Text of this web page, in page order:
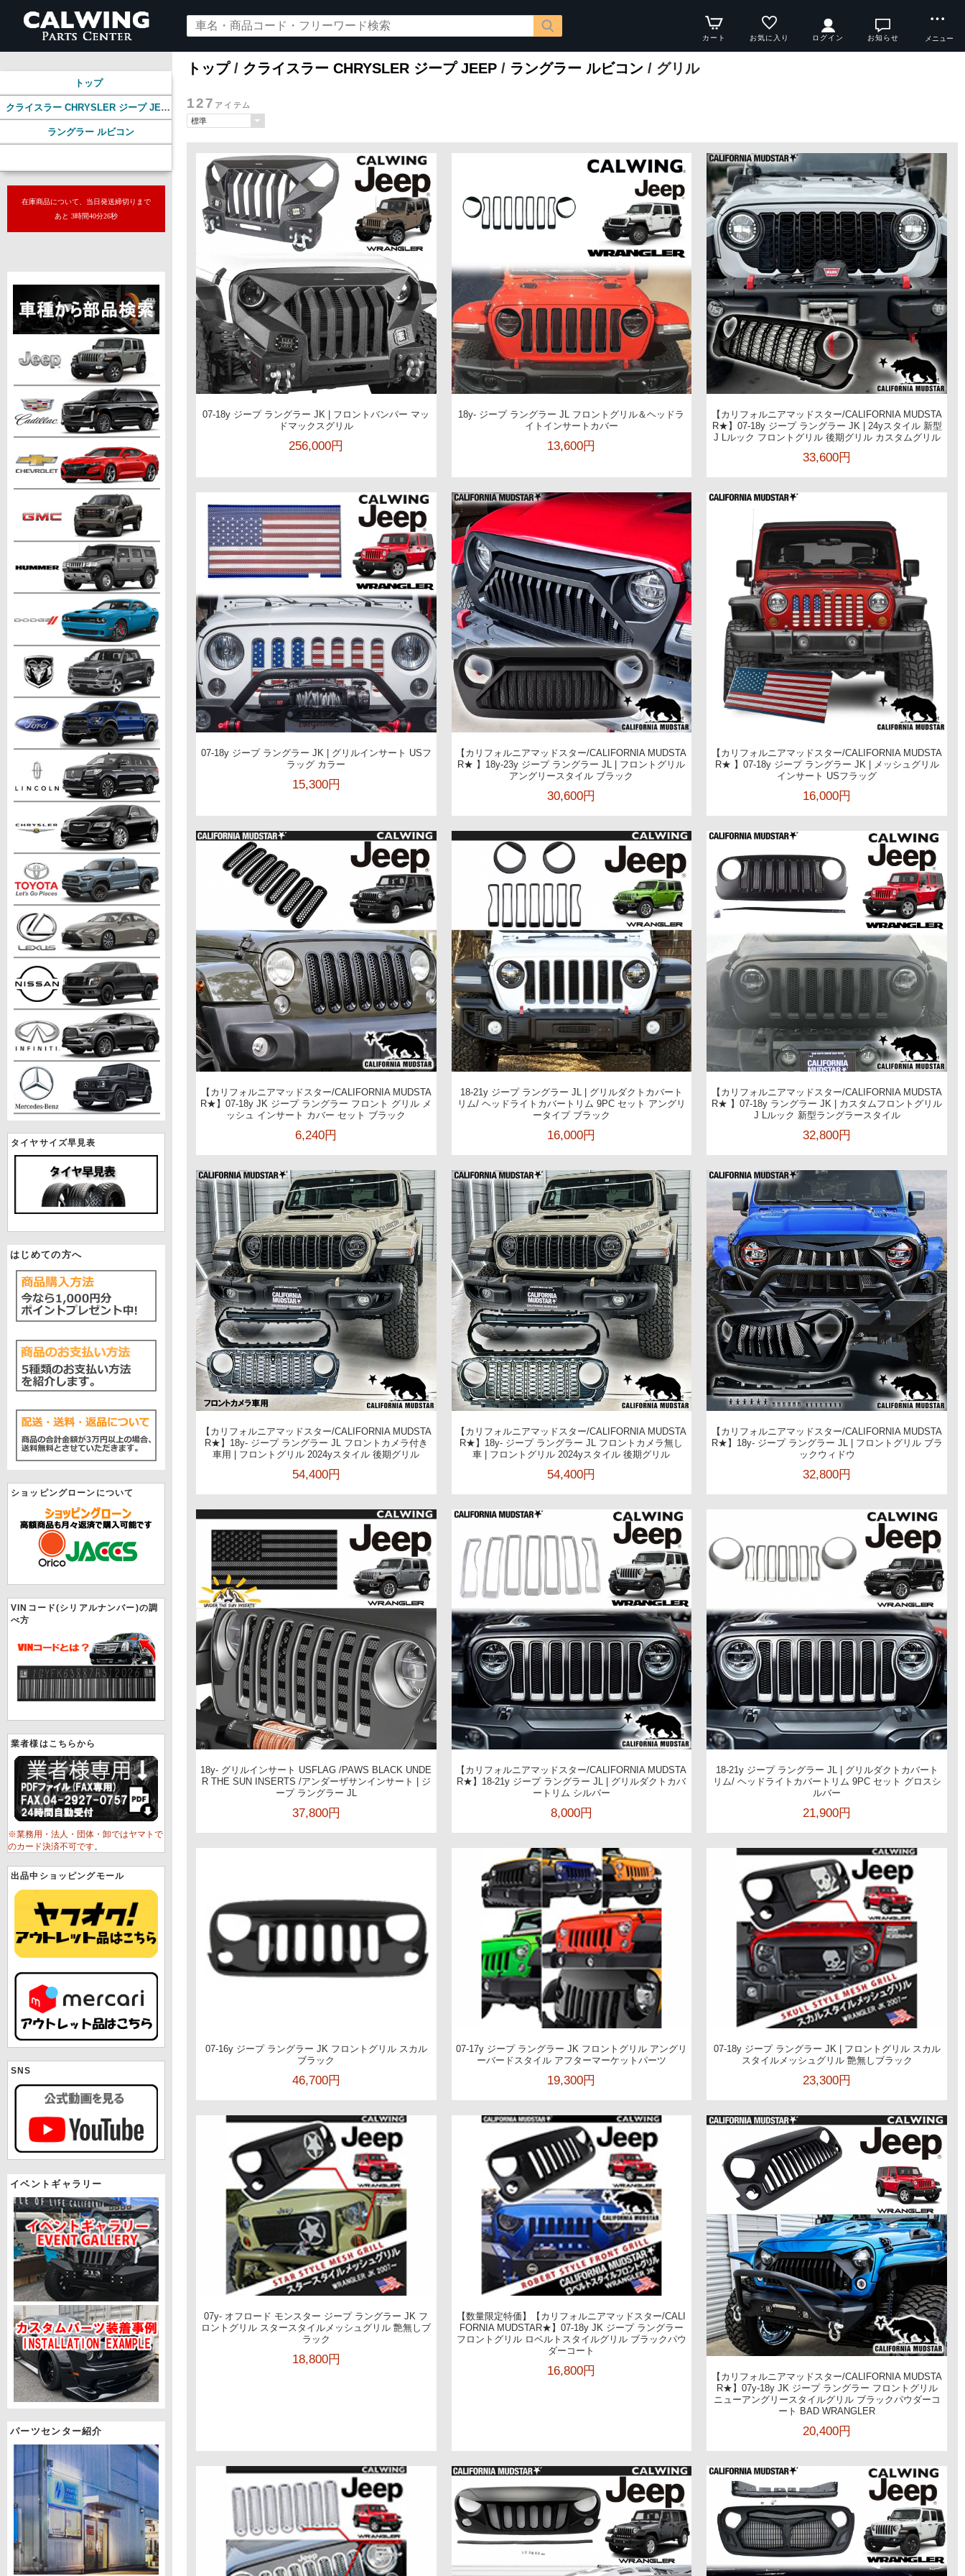
カート お気に入り ログイン お知らせ メニュー
トップ
クライスラー CHRYSLER ジープ JEEP
ラングラー ルビコン
在庫商品について、当日発送締切りまで
あと 3時間40分24秒
タイヤサイズ早見表
はじめての方へ
ショッピングローンについて
VINコード(シリアルナンバー)の調
べ方
業者様はこちらから
※業務用・法人・団体・卸ではヤマトで
のカード決済不可です。
出品中ショッピングモール
SNS
イベントギャラリー
パーツセンター紹介
トップ/ クライスラー CHRYSLER ジープ JEEP / ラングラー ルビコン / グリル
127 アイテム
07-18y ジープ ラングラー JK | フロントバンパー マッ
ドマックスグリル
256,000円
18y- ジープ ラングラー JL フロントグリル＆ヘッドラ
イトインサートカバー
13,600円
【カリフォルニアマッドスター/CALIFORNIA MUDSTA
R★】07-18y ジープ ラングラー JK | 24yスタイル 新型
J Lルック フロントグリル 後期グリル カスタムグリル
33,600円
07-18y ジープ ラングラー JK | グリルインサート USフ
ラッグ カラー
15,300円
【カリフォルニアマッドスター/CALIFORNIA MUDSTA
R★ 】18y-23y ジープ ラングラー JL | フロントグリル
アングリースタイル ブラック
30,600円
【カリフォルニアマッドスター/CALIFORNIA MUDSTA
R★ 】07-18y ジープ ラングラー JK | メッシュグリル
インサート USフラッグ
16,000円
【カリフォルニアマッドスター/CALIFORNIA MUDSTA
R★】07-18y JK ジープ ラングラー フロント グリル メ
ッシュ インサート カバー セット ブラック
6,240円
18-21y ジープ ラングラー JL | グリルダクトカバート
リム/ ヘッドライトカバートリム 9PC セット アングリ
ータイプ ブラック
16,000円
【カリフォルニアマッドスター/CALIFORNIA MUDSTA
R★ 】07-18y ラングラー JK | カスタムフロントグリル
J Lルック 新型ラングラースタイル
32,800円
【カリフォルニアマッドスター/CALIFORNIA MUDSTA
R★】18y- ジープ ラングラー JL フロントカメラ付き
車用 | フロントグリル 2024yスタイル 後期グリル
54,400円
【カリフォルニアマッドスター/CALIFORNIA MUDSTA
R★】18y- ジープ ラングラー JL フロントカメラ無し
車 | フロントグリル 2024yスタイル 後期グリル
54,400円
【カリフォルニアマッドスター/CALIFORNIA MUDSTA
R★】18y- ジープ ラングラー JL | フロントグリル ブラ
ックウィドウ
32,800円
18y- グリルインサート USFLAG /PAWS BLACK UNDE
R THE SUN INSERTS /アンダーザサンインサート | ジ
ープ ラングラー JL
37,800円
【カリフォルニアマッドスター/CALIFORNIA MUDSTA
R★】18-21y ジープ ラングラー JL | グリルダクトカバ
ートリム シルバー
8,000円
18-21y ジープ ラングラー JL | グリルダクトカバート
リム/ ヘッドライトカバートリム 9PC セット グロスシ
ルバー
21,900円
07-16y ジープ ラングラー JK フロントグリル スカル
ブラック
46,700円
07-17y ジープ ラングラー JK フロントグリル アングリ
ーバードスタイル アフターマーケットパーツ
19,300円
07-18y ジープ ラングラー JK | フロントグリル スカル
スタイルメッシュグリル 艶無しブラック
23,300円
07y- オフロード モンスター ジープ ラングラー JK フ
ロントグリル スタースタイルメッシュグリル 艶無しブ
ラック
18,800円
【数量限定特価】【カリフォルニアマッドスター/CALI
FORNIA MUDSTAR★】07-18y JK ジープ ラングラー
フロントグリル ロベルトスタイルグリル ブラックパウ
ダーコート
16,800円
【カリフォルニアマッドスター/CALIFORNIA MUDSTA
R★】07y-18y JK ジープ ラングラー フロントグリル
ニューアングリースタイルグリル ブラックパウダーコ
ート BAD WRANGLER
20,400円